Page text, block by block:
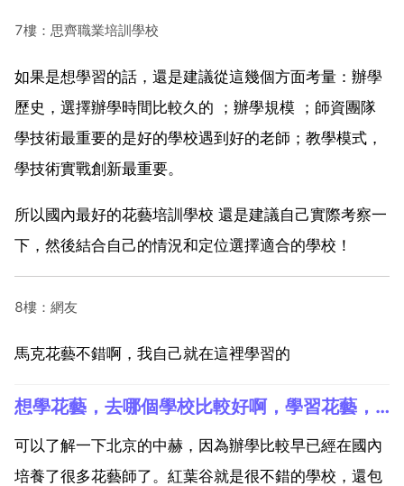
7樓：思齊職業培訓學校
如果是想學習的話，還是建議從這幾個方面考量：辦學
歷史，選擇辦學時間比較久的 ；辦學規模 ；師資團隊
學技術最重要的是好的學校遇到好的老師；教學模式，
學技術實戰創新最重要。
所以國內最好的花藝培訓學校 還是建議自己實際考察一
下，然後結合自己的情況和定位選擇適合的學校！
8樓：網友
馬克花藝不錯啊，我自己就在這裡學習的
想學花藝，去哪個學校比較好啊，學習花藝，選擇哪個學校好？
可以了解一下北京的中赫，因為辦學比較早已經在國內
培養了很多花藝師了。紅葉谷就是很不錯的學校，還包